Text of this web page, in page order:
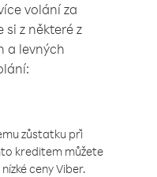
volání za
si z některé z
a levných
zůstatku při
kreditem můžete
ceny Viber.